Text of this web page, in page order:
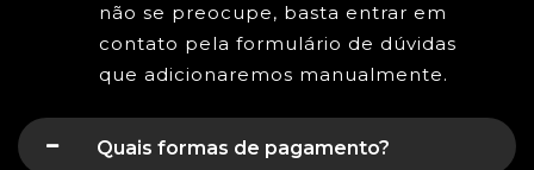
não se preocupe, basta entrar em
contato pela formulário de dúvidas
que adicionaremos manualmente.
Quais formas de pagamento?